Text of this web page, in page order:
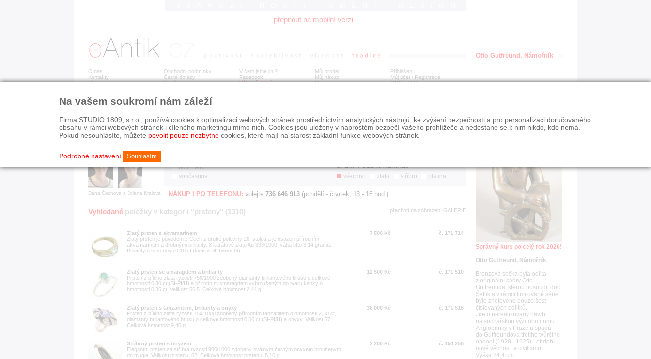
přepnout na mobilní verzi
O nás
Kontakty
Recenze
Obchodní podmínky
Časté dotazy
Ceník
V čem jsme jiní?
Facebook
Výkup šperků
Můj prodej
Můj nákup
Moje album
Přihlášení
Můj účet / Registrace
GDPR/AML
Jsme prověřená firma
Zákazníci u nás oceňují:
■ odborné zázemí
■ bezpečné prostředí
Dana Čechová a Jolana Králová
RYCHLÉ HLEDÁNÍ
HISTORICKÉ OBDOBÍ
všechno
před r. 1800
od r. 1940
současnost
STÁŘÍ NABÍDKY
všechno
jen poslední den
ŘAZENÍ
nejnovější napřed
podle cen sestupně
SLEVY
jen slevy
ŠPERKY DLE MATERIÁLU
všechno
zlato stříbro platina
NÁKUP I PO TELEFONU: volejte 736 646 913 (pondělí - čtvrtek, 13 - 18 hod.)
Vyhledané položky v kategorii "prsteny" (1310) přechod na zobrazení GALERIE
Zlatý prsten s akvamarínem
Zlatý prsten je původem z Čech z druhé poloviny 20. století a je osazen přírodním
akvamarínem a drobnými brilianty. 8 karátové zlato Au 333/1000, váha btto 3,14 gramů.
Brilianty o hmotnosti 0,18 ct (kvalita SI, barva G).
7 500 Kč č. 171 714
Zlatý prsten se smaragdem a brilianty
Prsten z bílého zlata ryzosti 750/1000 zdobený diamanty briliantového brusu o celkové
hmotnosti 0,30 ct (SI-PI/H) a přírodním smaragdem vybroušeným do tvaru kapky o
hmotnosti 0,35 ct. Velikost 56,5. Celková hmotnost 2,44 g.
12 500 Kč č. 171 510
Zlatý prsten s tanzanitem, brilianty a onyxy
Prsten z bílého zlata ryzosti 750/1000 zdobený přírodním tanzanitem o hmotnosti 2,30 ct,
diamanty briliantového brusu o celkové hmotnosti 0,50 ct (SI-PI/H) a onyxy. Velikost 57.
Celková hmotnost 9,40 g.
38 000 Kč č. 171 516
Stříbrný prsten s onyxem
Elegantní prsten ze stříbra ryzosti 900/1000 zdobený oválným černým onyxem broušeným
do mugle. Velikost prstenu: 52. Celková hmotnost prstenu: 5,10 g.
2 200 Kč č. 158 258
Otto Gutfreund, Námořník
Správný kurs po celý rok 2026!
Otto Gutfreund, Námořník
Bronzová soška byla odlita
z originální sádry Otto
Gutfreunda, kterou posoudil doc.
Šetlík a v rámci limitované série
bylo zhotoveno pouze šest
číslovaných odlitků.
Jde o nerealizovaný návrh
na sochařskou výzdobu domu
Anglobanky v Praze a spadá
do Gutfreundova třetího tvůrčího
období (1920 - 1925) - období
nové věcnosti a civilismu.
Výška 24,4 cm.
Na vašem soukromí nám záleží
Firma STUDIO 1809, s.r.o., používá cookies k optimalizaci webových stránek prostřednictvím analytických nástrojů, ke zvýšení bezpečnosti a pro personalizaci doručovaného
obsahu v rámci webových stránek i cíleného marketingu mimo nich. Cookies jsou uloženy v naprostém bezpečí vašeho prohlížeče a nedostane se k nim nikdo, kdo nemá.
Pokud nesouhlasíte, můžete povolit pouze nezbytné cookies, které mají na starost základní funkce webových stránek.
Podrobné nastavení Souhlasím